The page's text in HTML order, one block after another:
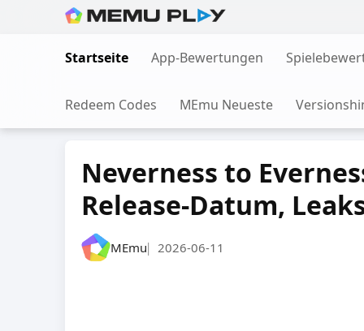
to
content
Startseite App-Bewertungen
Redeem Codes MEmu Neueste
Neverness to
Release-Datum,
MEmu| 2026-06-11